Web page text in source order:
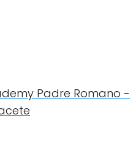
Padre Romano -